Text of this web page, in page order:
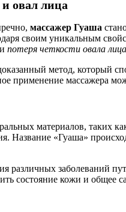
овал лица
массажер Гуаша
своим уникальным
и потеря четкости овала лица
метод, который
применение массажера
материалов, таких
Название «Гуаша»
различных заболеваний
состояние кожи и общее